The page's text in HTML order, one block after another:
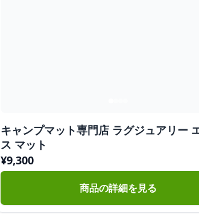
キャンプマット専門店 ラグジュアリー
ス マット
¥9,300
商品の詳細を見る